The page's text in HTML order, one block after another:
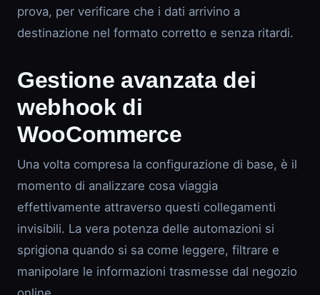
prova, per verificare che i dati arrivino a
destinazione nel formato corretto e senza ritardi.
Gestione avanzata dei
webhook di
WooCommerce
Una volta compresa la configurazione di base, è il
momento di analizzare cosa viaggia
effettivamente attraverso questi collegamenti
invisibili. La vera potenza delle automazioni si
sprigiona quando si sa come leggere, filtrare e
manipolare le informazioni trasmesse dal negozio